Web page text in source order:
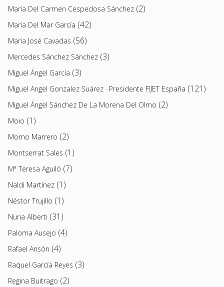
María Del Carmen Cespedosa Sánchez (2)
María Del Mar García (42)
Maria José Cavadas (56)
Mercedes Sánchez Sánchez (3)
Miguel Ángel García (3)
Miguel Angel Gonzalez Suárez · Presidente FIJET España (121)
Miguel Ángel Sánchez De La Morena Del Olmo (2)
Moio (1)
Momo Marrero (2)
Montserrat Sales (1)
Mª Teresa Aguiló (7)
Naldi Martínez (1)
Néstor Trujillo (1)
Nuria Alberti (31)
Paloma Ausejo (4)
Rafael Ansón (4)
Raquel García Reyes (3)
Regina Buitrago (2)